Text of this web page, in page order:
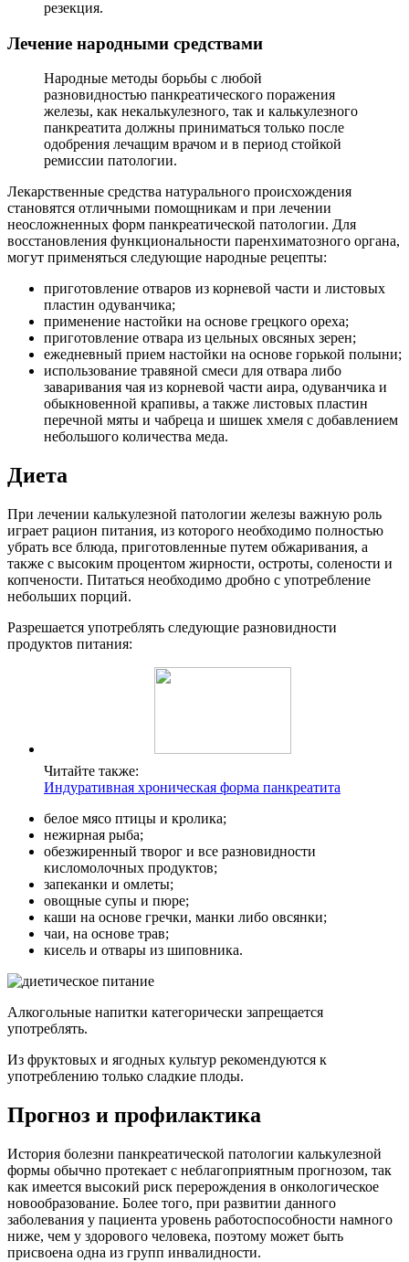
резекция.
Лечение народными средствами
Народные методы борьбы с любой
разновидностью панкреатического поражения
железы, как некалькулезного, так и калькулезного
панкреатита должны приниматься только после
одобрения лечащим врачом и в период стойкой
ремиссии патологии.
Лекарственные средства натурального происхождения
становятся отличными помощникам и при лечении
неосложненных форм панкреатической патологии. Для
восстановления функциональности паренхиматозного органа,
могут применяться следующие народные рецепты:
приготовление отваров из корневой части и листовых
пластин одуванчика;
применение настойки на основе грецкого ореха;
приготовление отвара из цельных овсяных зерен;
ежедневный прием настойки на основе горькой полыни;
использование травяной смеси для отвара либо
заваривания чая из корневой части аира, одуванчика и
обыкновенной крапивы, а также листовых пластин
перечной мяты и чабреца и шишек хмеля с добавлением
небольшого количества меда.
Диета
При лечении калькулезной патологии железы важную роль
играет рацион питания, из которого необходимо полностью
убрать все блюда, приготовленные путем обжаривания, а
также с высоким процентом жирности, остроты, солености и
копчености. Питаться необходимо дробно с употребление
небольших порций.
Разрешается употреблять следующие разновидности
продуктов питания:
Читайте также:
Индуративная хроническая форма панкреатита
белое мясо птицы и кролика;
нежирная рыба;
обезжиренный творог и все разновидности
кисломолочных продуктов;
запеканки и омлеты;
овощные супы и пюре;
каши на основе гречки, манки либо овсянки;
чаи, на основе трав;
кисель и отвары из шиповника.
Алкогольные напитки категорически запрещается
употреблять.
Из фруктовых и ягодных культур рекомендуются к
употреблению только сладкие плоды.
Прогноз и профилактика
История болезни панкреатической патологии калькулезной
формы обычно протекает с неблагоприятным прогнозом, так
как имеется высокий риск перерождения в онкологическое
новообразование. Более того, при развитии данного
заболевания у пациента уровень работоспособности намного
ниже, чем у здорового человека, поэтому может быть
присвоена одна из групп инвалидности.